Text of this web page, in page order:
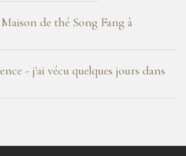
de thé Song Fang à
- j'ai vécu quelques jours dans